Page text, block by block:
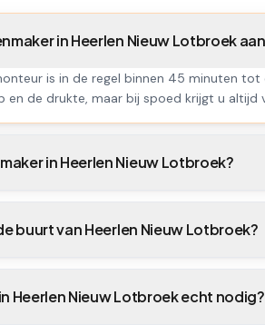
in Heerlen Nieuw Lotbroek
is in de regel binnen 45 minuten tot
en de drukte, maar bij spoed krijgt u altijd
in Heerlen Nieuw Lotbroek?
buurt van Heerlen Nieuw Lotbroek?
Heerlen Nieuw Lotbroek echt nodig?